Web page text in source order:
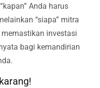
Anda harus
“siapa” mitra
investasi
bagi kemandirian